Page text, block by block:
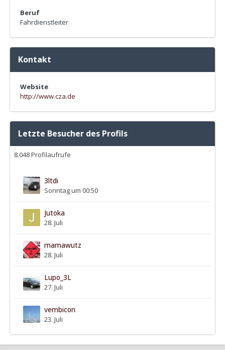
Beruf
Fahrdienstleiter
Kontakt
Website
http://www.cza.de
Letzte Besucher des Profils
8.048 Profilaufrufe
3ltdi
Sonntag um 00:50
Jutoka
28. Juli
mamawutz
28. Juli
Lupo_3L
27. Juli
vembicon
23. Juli